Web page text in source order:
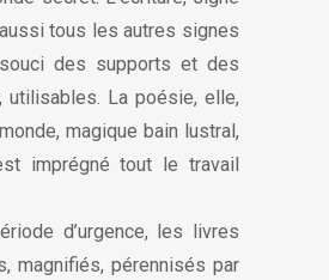
tous les autres signes
des supports et des
La poésie, elle,
magique bain lustral,
imprégné tout le travail
d’urgence, les livres
magnifiés, pérennisés par